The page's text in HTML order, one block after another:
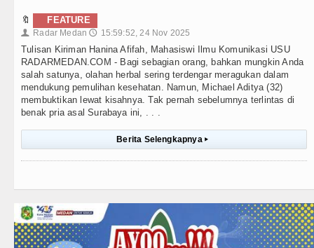
🔖 FEATURE
👤 Radar Medan 🕔 15:59:52, 24 Nov 2025
Tulisan Kiriman Hanina Afifah, Mahasiswi Ilmu Komunikasi USU
RADARMEDAN.COM - Bagi sebagian orang, bahkan mungkin Anda
salah satunya, olahan herbal sering terdengar meragukan dalam
mendukung pemulihan kesehatan. Namun, Michael Aditya (32)
membuktikan lewat kisahnya. Tak pernah sebelumnya terlintas di
benak pria asal Surabaya ini, . . .
Berita Selengkapnya ▸